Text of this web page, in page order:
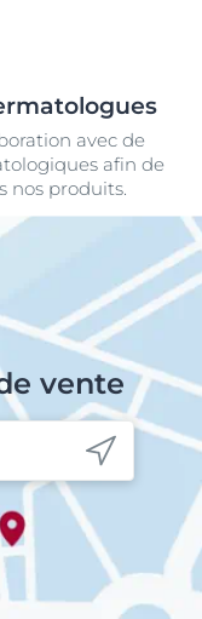
avec de
afin de
nos produits.
vente